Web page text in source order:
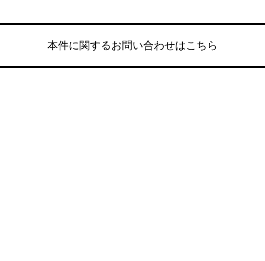
本件に関するお問い合わせはこちら